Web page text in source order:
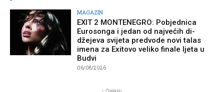
MAGAZIN
EXIT 2 MONTENEGRO: Pobjednica
Eurosonga i jedan od najvećih di-
džejeva svijeta predvode novi talas
imena za Exitovo veliko finale ljeta u
Budvi
06/08/2026
- Oglasi-